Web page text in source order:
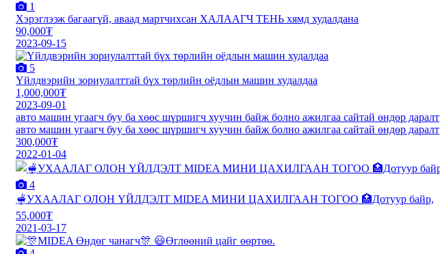
1
Хэрэглээж багаагүй, аваад мартчихсан ХАЛААГЧ ТЕНЬ хямд худалдана
90,000₮
2023-09-15
5
Үйлдвэрийн зориулалттай бүх төрлийн оёдлын машин худалдаа
1,000,000₮
2023-09-01
авто машин угаагч буу ба хөөс шүршигч хуучин байж болно ажилгаа сайтай өндөр даралт
авто машин угаагч буу ба хөөс шүршигч хуучин байж болно ажилгаа сайтай өндөр даралт
300,000₮
2022-01-04
4
🫕УХААЛАГ ОЛОН ҮЙЛДЭЛТ MIDEA МИНИ ЦАХИЛГААН ТОГОО 🏥Дотуур байр,
55,000₮
2021-03-17